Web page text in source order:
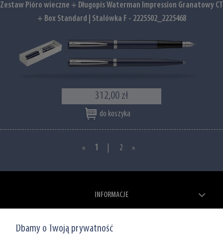
Zestaw Pióro wieczne + Długopis Waterman Impression Granatowy CT
+ Box Standard | Stalówka F - 2225502_2225468
312,00 zł
do koszyka
« 1 2 »
INFORMACJE
Dbamy o Twoją prywatność